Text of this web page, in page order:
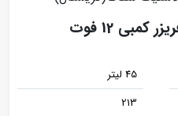
مشخصات فنی یخچال و فریزر کمبی 12 فوت
45 لیتر
213